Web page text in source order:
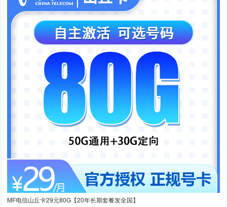
MF电信山丘卡29元80G【20年长期套餐发全国】